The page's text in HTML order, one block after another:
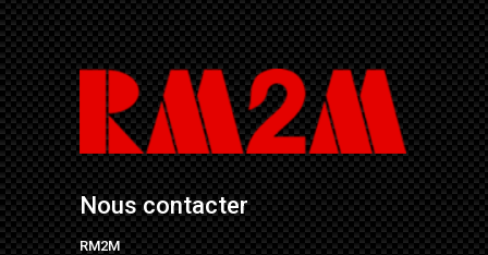
Nous contacter
RM2M